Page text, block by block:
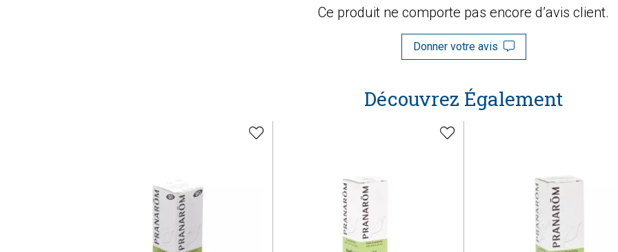
Ce produit ne comporte pas encore d’avis client.
Donner votre avis
Découvrez Également